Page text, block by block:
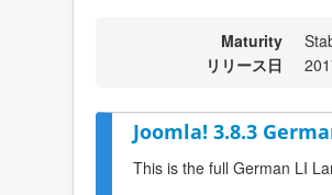
Maturity
リリース日
Joomla! 3.8.3
This is the full German LI